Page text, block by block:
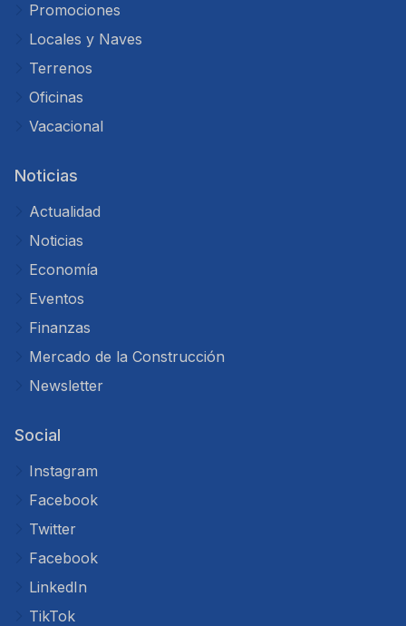
Promociones
Locales y Naves
Terrenos
Oficinas
Vacacional
Noticias
Actualidad
Noticias
Economía
Eventos
Finanzas
Mercado de la Construcción
Newsletter
Social
Instagram
Facebook
Twitter
Facebook
LinkedIn
TikTok